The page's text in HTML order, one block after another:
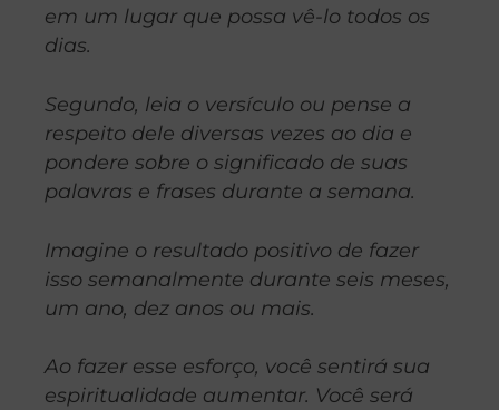
em um lugar que possa vê-lo todos os
dias.
Segundo, leia o versículo ou pense a
respeito dele diversas vezes ao dia e
pondere sobre o significado de suas
palavras e frases durante a semana.
Imagine o resultado positivo de fazer
isso semanalmente durante seis meses,
um ano, dez anos ou mais.
Ao fazer esse esforço, você sentirá sua
espiritualidade aumentar. Você será